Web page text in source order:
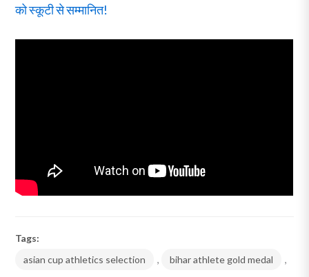
को स्कूटी से सम्मानित!
Tags:
asian cup athletics selection
, bihar athlete gold medal ,